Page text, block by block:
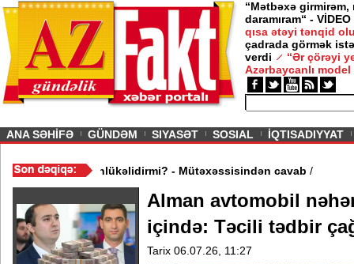
“Mətbəxə girmirəm,
daramıram“ - VİDEO
qısa ətəyi tənqid
çadrada görmək
verdi
“Ər çörəyi
Azərbaycanlı model
ANA SƏHİFƏ GÜNDƏM SIYASƏT SOSIAL İQTISADIYYAT
körpəni əmizdirmək təhlükəlidirmi? - Mütəxəssisindən cavab
Alman avtomobil
içində: Təcili tədbir
Tarix 06.07.26, 11:27